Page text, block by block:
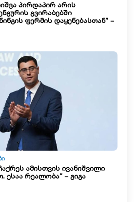
პირდაპირ არის
გვირაბებში
ფერმის დაყენებასთან” –
ამისთვის ივანიშვილი
ესაა რეალობა” – გიგა